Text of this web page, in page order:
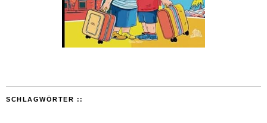
SCHLAGWÖRTER ::